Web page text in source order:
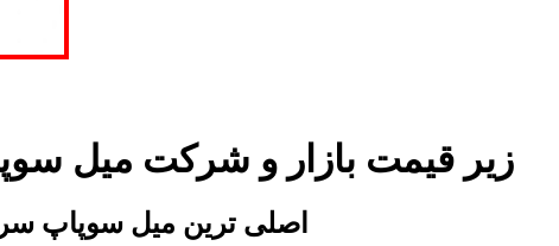
زیر قیمت بازار و شرکت میل
اصلی ترین میل سوپاپ